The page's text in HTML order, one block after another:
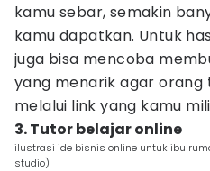
kamu sebar, semakin
kamu dapatkan. Untuk
juga bisa mencoba
yang menarik agar
melalui link yang kamu
3. Tutor belajar online
ilustrasi ide bisnis online untuk ibu
studio)